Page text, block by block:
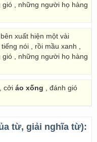
gió , những người họ hàng
xuất hiện một vài
nói , rồi mầu xanh ,
gió , những người họ hàng
cởi áo xống , đánh gió
từ, giải nghĩa từ):